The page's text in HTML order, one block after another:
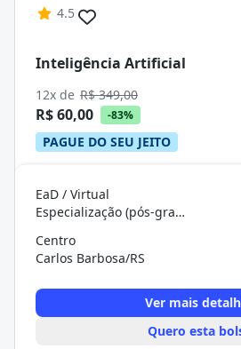
4.5
Inteligência Artificial
12x de R$ 349,00
R$ 60,00 -83%
PAGUE DO SEU JEITO
EaD / Virtual
Especialização (pós-graduação)
Centro
Carlos Barbosa/RS
Ver mais
Quero esta